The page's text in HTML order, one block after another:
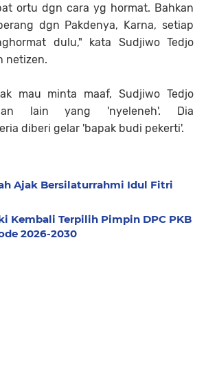
ortu dgn cara yg hormat. Bahkan
dgn Pakdenya, Karna, setiap
dulu," kata Sudjiwo Tedjo
netizen.
mau minta maaf, Sudjiwo Tedjo
lain yang 'nyeleneh'. Dia
diberi gelar 'bapak budi pekerti'.
Ajak Bersilaturrahmi Idul Fitri
Kembali Terpilih Pimpin DPC PKB
2026-2030